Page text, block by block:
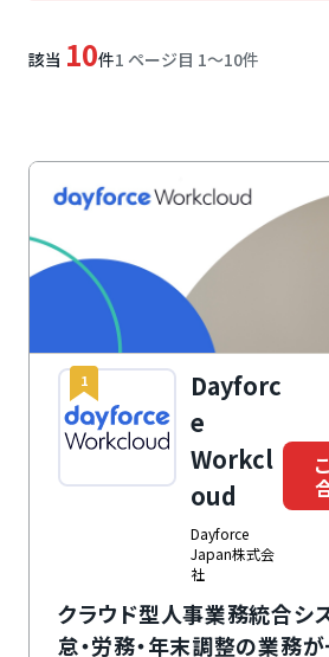
該当 10件1 ページ目 1〜10件
1
Dayforc
e
Workcl
oud
Dayforce
Japan株式会
社
クラウド型人事業務統合シ
怠・労務・年末調整の業務が